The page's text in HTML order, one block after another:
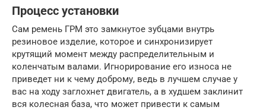
Процесс установки
Сам ремень ГРМ это замкнутое зубцами внутрь
резиновое изделие, которое и синхронизирует
крутящий момент между распределительным и
коленчатым валами. Игнорирование его износа не
приведет ни к чему доброму, ведь в лучшем случае у
вас на ходу заглохнет двигатель, а в худшем заклинит
вся колесная база, что может привести к самым